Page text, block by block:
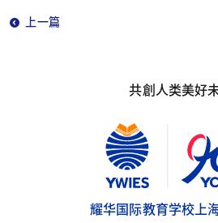
上一篇
共創人类美好
耀华国际教育学校上